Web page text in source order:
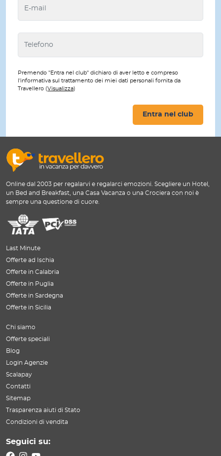
Premendo "Entra nel club" dichiaro di aver letto e compreso
l'informativa sul trattamento dei miei dati personali fornita da
Travellero (Visualizza)
Entra nel club
Online dal 2003 per regalarvi e regalarci emozioni. Scegliere un Hotel,
un Bed and Breakfast, una Casa Vacanza o una Crociera con noi è
sempre una questione di cuore.
Last Minute
Offerte ad Ischia
Offerte in Calabria
Offerte in Puglia
Offerte in Sardegna
Offerte in Sicilia
Chi siamo
Offerte speciali
Blog
Login Agenzie
Scalapay
Contatti
Sitemap
Trasparenza aiuti di Stato
Condizioni di vendita
Seguici su: